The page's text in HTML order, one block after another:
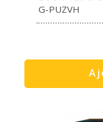
G-PUZVH